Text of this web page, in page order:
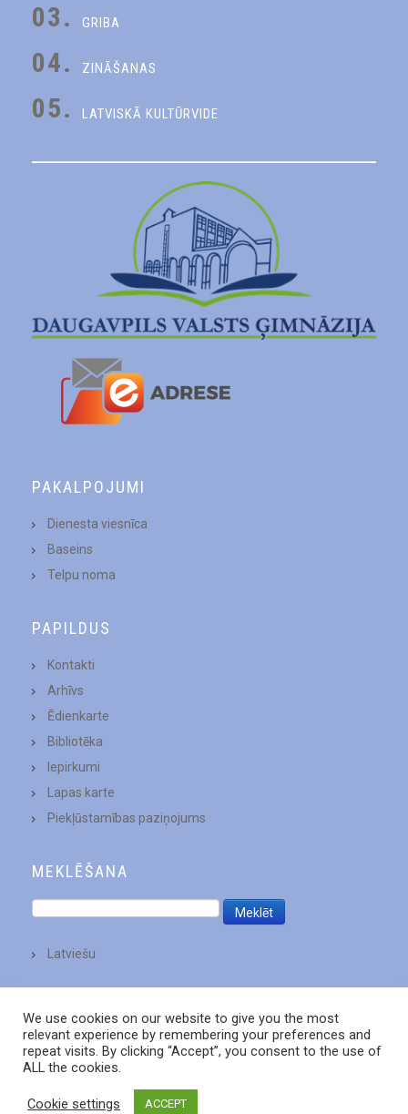
03. GRIBA
04. ZINĀŠANAS
05. LATVISKĀ KULTŪRVIDE
PAKALPOJUMI
Dienesta viesnīca
Baseins
Telpu noma
PAPILDUS
Kontakti
Arhīvs
Ēdienkarte
Bibliotēka
Iepirkumi
Lapas karte
Piekļūstamības paziņojums
MEKLĒŠANA
Latviešu
We use cookies on our website to give you the most
relevant experience by remembering your preferences and
repeat visits. By clicking “Accept”, you consent to the use of
ALL the cookies.
Cookie settings ACCEPT